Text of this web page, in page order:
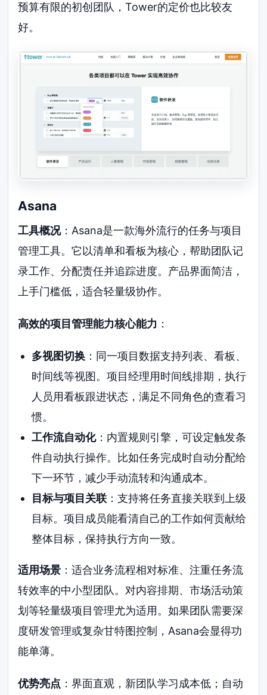
预算有限的初创团队，Tower的定价也比较友
好。
Asana
工具概况：Asana是一款海外流行的任务与项目
管理工具。它以清单和看板为核心，帮助团队记
录工作、分配责任并追踪进度。产品界面简洁，
上手门槛低，适合轻量级协作。
高效的项目管理能力核心能力 ：
多视图切换：同一项目数据支持列表、看板、
时间线等视图。项目经理用时间线排期，执行
人员用看板跟进状态，满足不同角色的查看习
惯。
工作流自动化：内置规则引擎，可设定触发条
件自动执行操作。比如任务完成时自动分配给
下一环节，减少手动流转和沟通成本。
目标与项目关联：支持将任务直接关联到上级
目标。项目成员能看清自己的工作如何贡献给
整体目标，保持执行方向一致。
适用场景 ：适合业务流程相对标准、注重任务流
转效率的中小型团队。对内容排期、市场活动策
划等轻量级项目管理尤为适用。如果团队需要深
度研发管理或复杂甘特图控制，Asana会显得功
能单薄。
优势亮点 ：界面直观，新团队学习成本低；自动